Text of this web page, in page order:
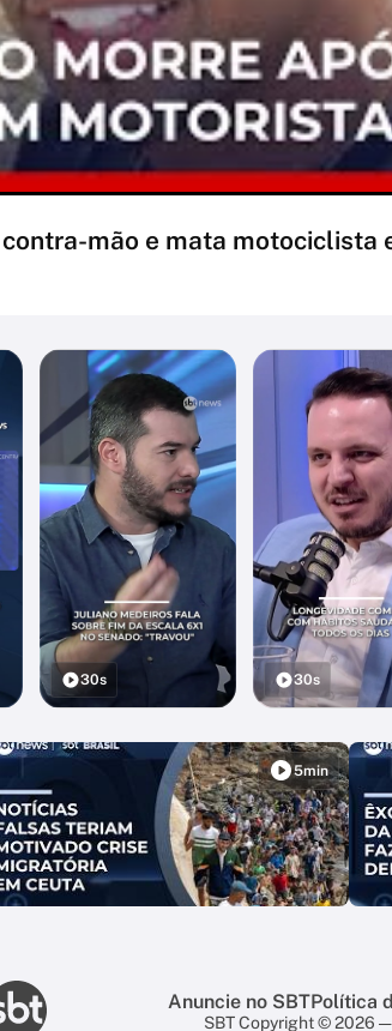
mão e mata motociclista
30s 30s
5min
Anuncie no SBTPolítica
SBT Copyright © 2026